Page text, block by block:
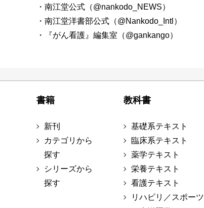
・南江堂公式（@nankodo_NEWS）
・南江堂洋書部公式（@Nankodo_Intl）
・『がん看護』編集室（@gankango）
書籍
新刊
カテゴリから
探す
シリーズから
探す
教科書
基礎系テキスト
臨床系テキスト
薬学テキスト
栄養テキスト
看護テキスト
リハビリ／スポーツ